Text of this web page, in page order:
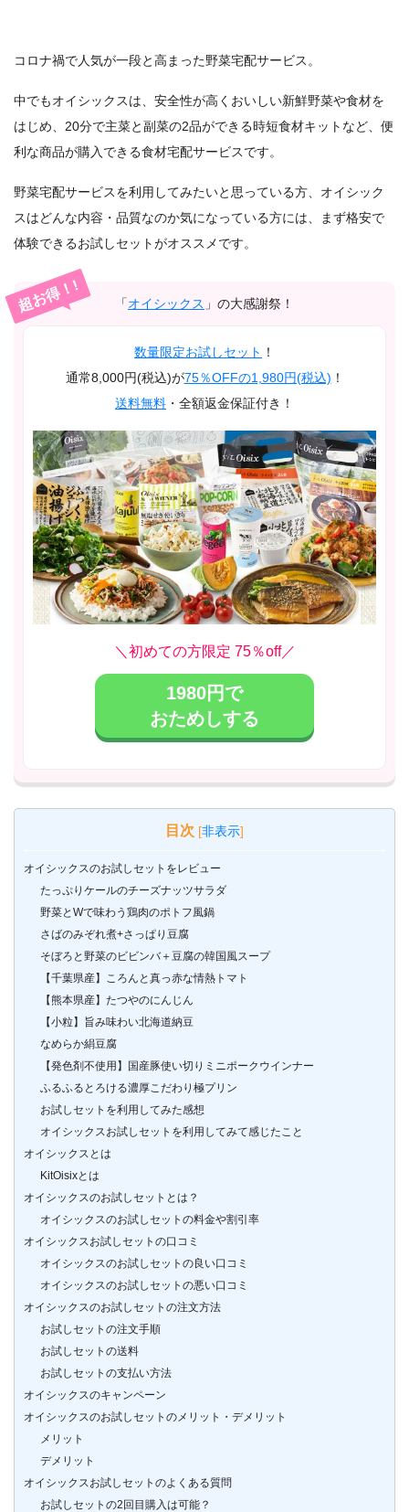
コロナ禍で人気が一段と高まった野菜宅配サービス。
中でもオイシックスは、安全性が高くおいしい新鮮野菜や食材を
はじめ、20分で主菜と副菜の2品ができる時短食材キットなど、便
利な商品が購入できる食材宅配サービスです。
野菜宅配サービスを利用してみたいと思っている方、オイシック
スはどんな内容・品質なのか気になっている方には、まず格安で
体験できるお試しセットがオススメです。
超お得！! 「オイシックス 」の大感謝祭！
数量限定お試しセット ！
通常8,000円(税込)が75％OFFの1,980円(税込) ！
送料無料 ・全額返金保証付き！
＼初めての方限定 75％off／
1980円で
おためしする
目次 [非表示]
オイシックスのお試しセットをレビュー
たっぷりケールのチーズナッツサラダ
野菜とWで味わう鶏肉のポトフ風鍋
さばのみぞれ煮+さっぱり豆腐
そぼろと野菜のビビンバ＋豆腐の韓国風スープ
【千葉県産】ころんと真っ赤な情熱トマト
【熊本県産】たつやのにんじん
【小粒】旨み味わい北海道納豆
なめらか絹豆腐
【発色剤不使用】国産豚使い切りミニポークウインナー
ふるふるとろける濃厚こだわり極プリン
お試しセットを利用してみた感想
オイシックスお試しセットを利用してみて感じたこと
オイシックスとは
KitOisixとは
オイシックスのお試しセットとは？
オイシックスのお試しセットの料金や割引率
オイシックスお試しセットの口コミ
オイシックスのお試しセットの良い口コミ
オイシックスのお試しセットの悪い口コミ
オイシックスのお試しセットの注文方法
お試しセットの注文手順
お試しセットの送料
お試しセットの支払い方法
オイシックスのキャンペーン
オイシックスのお試しセットのメリット・デメリット
メリット
デメリット
オイシックスお試しセットのよくある質問
お試しセットの2回目購入は可能？